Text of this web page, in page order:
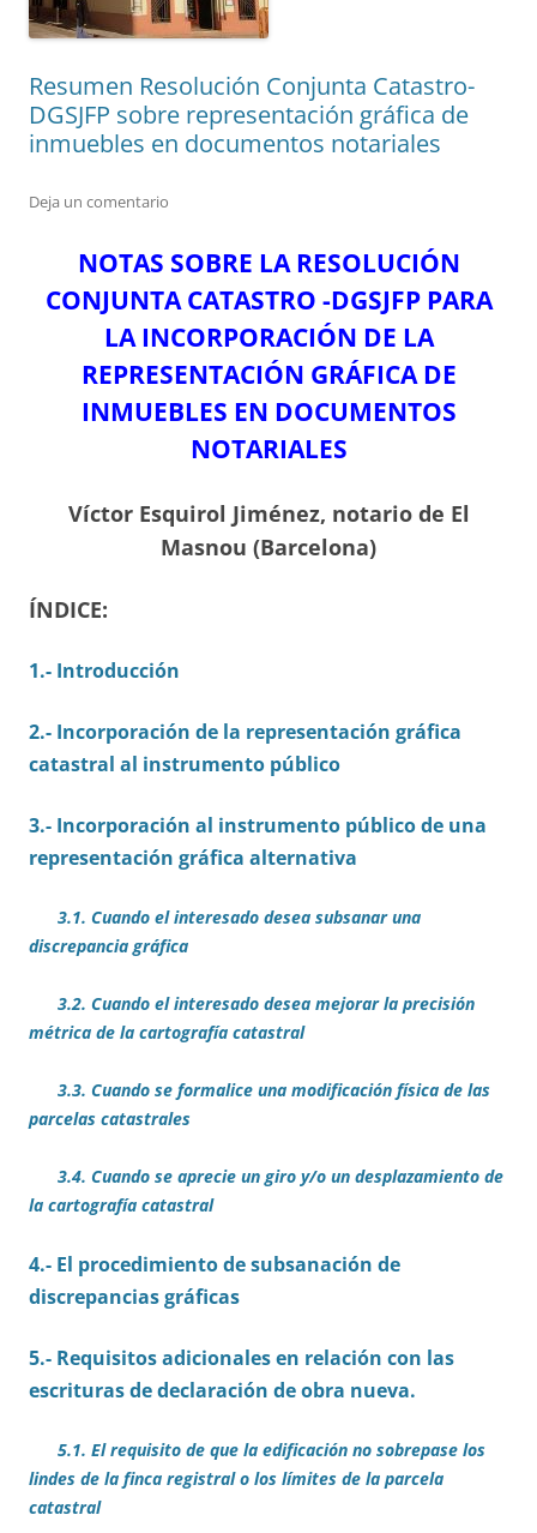
Resumen Resolución Conjunta Catastro-
DGSJFP sobre representación gráfica de
inmuebles en documentos notariales
Deja un comentario
NOTAS SOBRE LA RESOLUCIÓN
CONJUNTA CATASTRO -DGSJFP PARA
LA INCORPORACIÓN DE LA
REPRESENTACIÓN GRÁFICA DE
INMUEBLES EN DOCUMENTOS
NOTARIALES
Víctor Esquirol Jiménez, notario de El
Masnou (Barcelona)
ÍNDICE:
1.- Introducción
2.- Incorporación de la representación gráfica
catastral al instrumento público
3.- Incorporación al instrumento público de una
representación gráfica alternativa
3.1. Cuando el interesado desea subsanar una
discrepancia gráfica
3.2. Cuando el interesado desea mejorar la precisión
métrica de la cartografía catastral
3.3. Cuando se formalice una modificación física de las
parcelas catastrales
3.4. Cuando se aprecie un giro y/o un desplazamiento de
la cartografía catastral
4.- El procedimiento de subsanación de
discrepancias gráficas
5.- Requisitos adicionales en relación con las
escrituras de declaración de obra nueva.
5.1. El requisito de que la edificación no sobrepase los
lindes de la finca registral o los límites de la parcela
catastral